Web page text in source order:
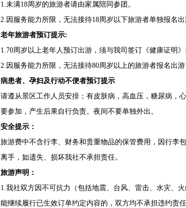
1.未满18周岁的旅游者请由家属陪同参团。
2.因服务能力所限，无法接待18周岁以下旅游者单独报名出
老年旅游者预订提示:
1.70周岁以上老年人预订出游，须与我司签订《健康证明
2.因服务能力所限，无法接待80周岁以上的旅游者报名出游
病患者、孕妇及行动不便者预订提示
请遵从景区工作人员安排；有皮肤病，高血压，糖尿病，
要参加，产生后果自行负责。夜间不要单独外出。
安全提示：
旅游费中不含行李、财务和贵重物品的保管费用，因行李
离手，如遗失、损坏我社不承担责任。
旅游声明：
1.我社双方因不可抗力（包括地震、台风、雷击、水灾、
能继续履行已生效订单约定内容的，双方均不承担违约责